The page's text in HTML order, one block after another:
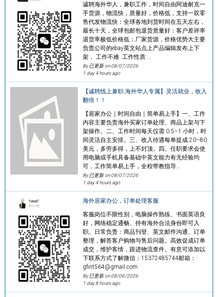
诚聘海外华人，兼职工作，时间自由阿迪耐克一
手货源，物流快，质量好，价格低，支持一双零
售代发物流快：全球各地到货时间在五天左右，
最长十天，全球包邮包退货质量好：客户差评率
退货率极低价格低：厂家货源，价格优势大主要
负责公司的ebay英文站点上产品编辑发布上下
架， 工作不难 工作性质:…
By 已更新 on08/07/2026
1 day 4 hours ago
【诚聘线上兼职 海外华人专属】灵活就业，收入
翻倍！！
【居家办公｜时间自由｜简单易上手】一、工作
内容主要负责海外买家订单处理、商品上架与下
架操作。二、工作时间每天仅需 0.5–1 小时，时
间灵活自主安排。三、收入待遇每单提成 20–80
美元，多劳多得，上不封顶。四、任职要求会使
用电脑或手机具备基础中英文能力有无经验均
可，工作简单易上手，全程带教指导…
By 已更新 on08/07/2026
1 day 4 hours ago
海外居家办公，订单处理客服
客服岗位不限性别，电脑操作熟练、书面英语良
好，网络稳定通畅、持有海外合法身份即可入
职。日常负责：商品刊登、英文邮件沟通、订单
整理，解答客户购物与售后问题。高效促成订单
成交，维护客情，跟进物流查件。有意可添加以
下联系方式了解微信：15372485744邮箱：
gfint564@gmail.com
By 已更新 on08/06/2026
1 day 8 hours ago